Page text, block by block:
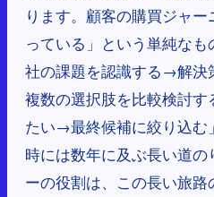
ります。顧客の購買ジャ
っている」という単純な
社の課題を認識する→解
複数の選択肢を比較検討
たい→最終候補に絞り込む
時には数年に及ぶ長い道の
ーの役割は、この長い旅